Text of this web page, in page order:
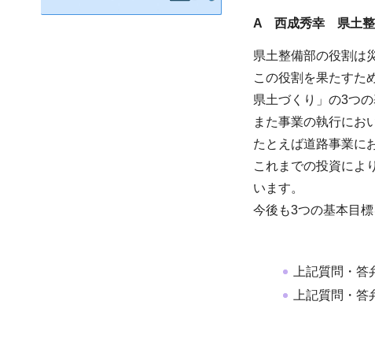
A 西成秀幸 県土整
県土整備部の役割は
この役割を果たすた
県土づくり」の3つ
また事業の執行にお
たとえば道路事業に
これまでの投資によ
います。
今後も3つの基本目
上記質問・答
上記質問・答